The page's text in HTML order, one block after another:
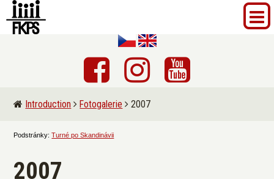
Introduction Fotogalerie 2007
Podstránky:Turné po Skandinávii
2007